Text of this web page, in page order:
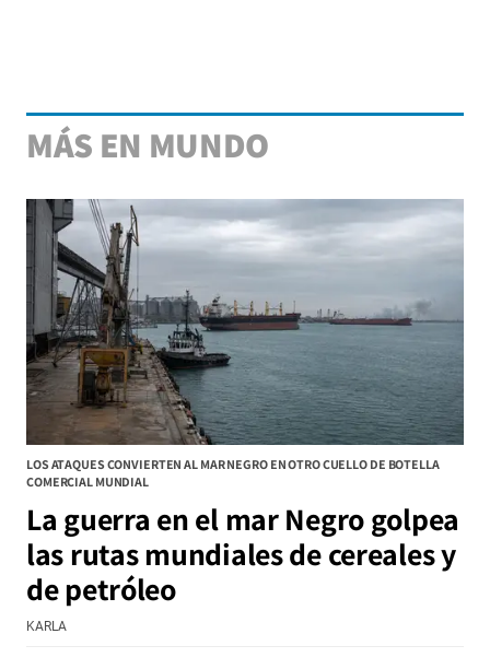
MÁS EN MUNDO
LOS ATAQUES CONVIERTEN AL MAR NEGRO EN OTRO CUELLO DE BOTELLA
COMERCIAL MUNDIAL
La guerra en el mar Negro golpea
las rutas mundiales de cereales y
de petróleo
KARLA